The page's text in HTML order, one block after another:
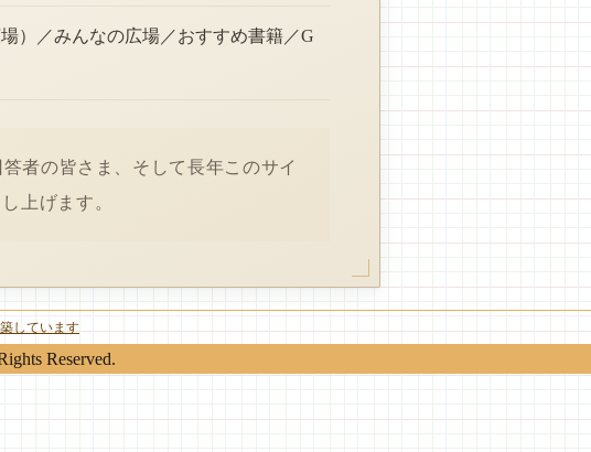
）／みんなの広場／おすすめ書籍／G
者の皆さま、そして長年このサイ
上げます。
しています
Reserved.